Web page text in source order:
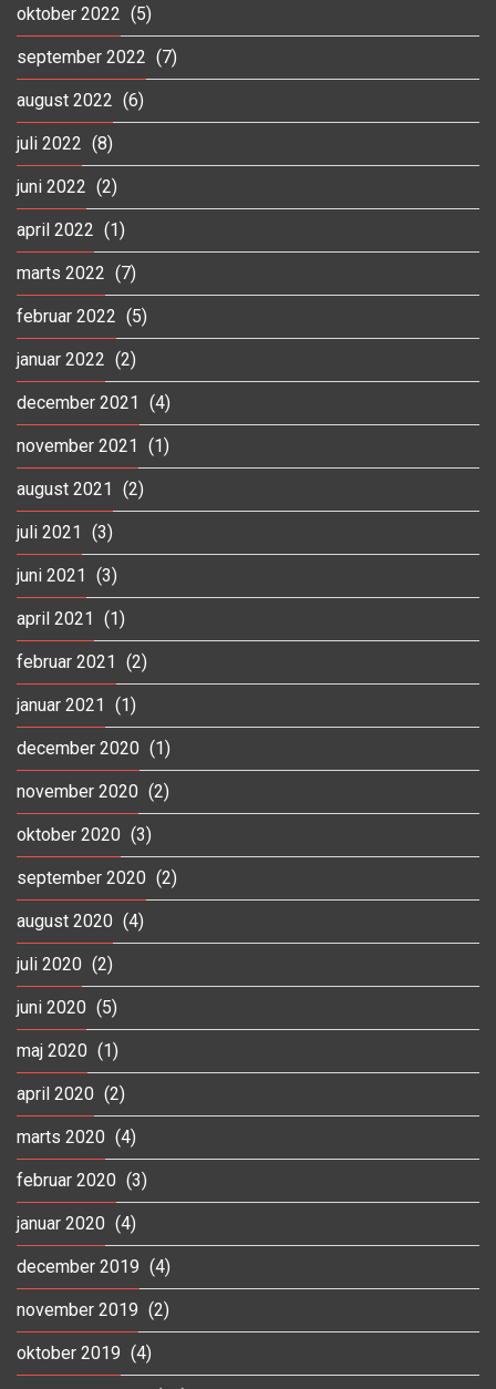
oktober 2022 (5)
september 2022 (7)
august 2022 (6)
juli 2022 (8)
juni 2022 (2)
april 2022 (1)
marts 2022 (7)
februar 2022 (5)
januar 2022 (2)
december 2021 (4)
november 2021 (1)
august 2021 (2)
juli 2021 (3)
juni 2021 (3)
april 2021 (1)
februar 2021 (2)
januar 2021 (1)
december 2020 (1)
november 2020 (2)
oktober 2020 (3)
september 2020 (2)
august 2020 (4)
juli 2020 (2)
juni 2020 (5)
maj 2020 (1)
april 2020 (2)
marts 2020 (4)
februar 2020 (3)
januar 2020 (4)
december 2019 (4)
november 2019 (2)
oktober 2019 (4)